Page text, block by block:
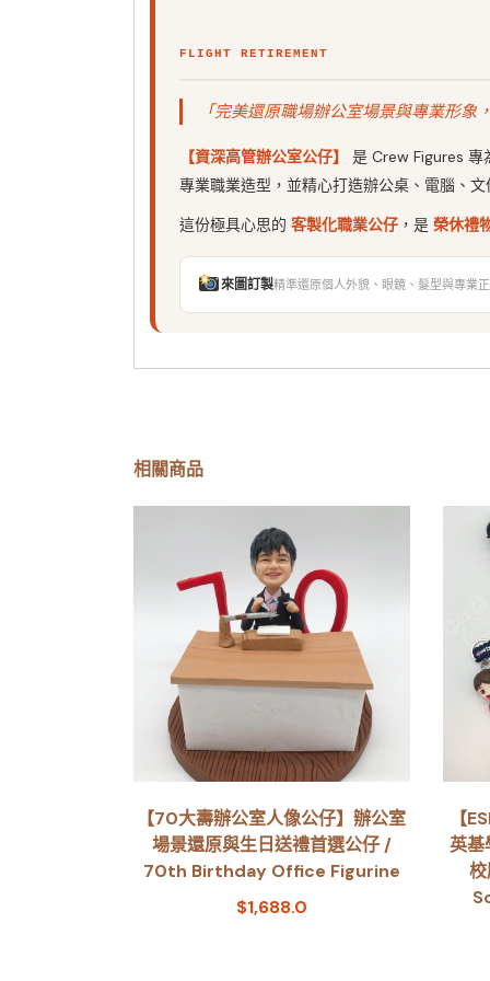
FLIGHT RETIREMENT
「完美還原職場辦公室場景與專業形
【資深高管辦公室公仔】
是 Crew Figures 專
專業職業造型，並精心打造辦公桌、電腦、
這份極具心思的 客製化職業公仔 ，是 榮休禮
來圖訂製精準還原個人外貌、眼鏡、髮型與專業
相關商品
【70大壽辦公室人像公仔】辦公室
場景還原與生日送禮首選公仔 /
70th Birthday Office Figurine
$1,688.0
【
英基